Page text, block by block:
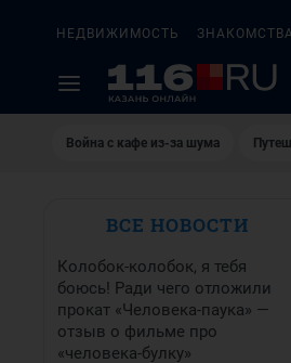
НЕДВИЖИМОСТЬ
Война с кафе из-за шума
ВСЕ НОВОСТИ
Колобок-колобок, я тебя
боюсь! Ради чего отложили
прокат «Человека-паука» —
отзыв о фильме про
«человека-булку»